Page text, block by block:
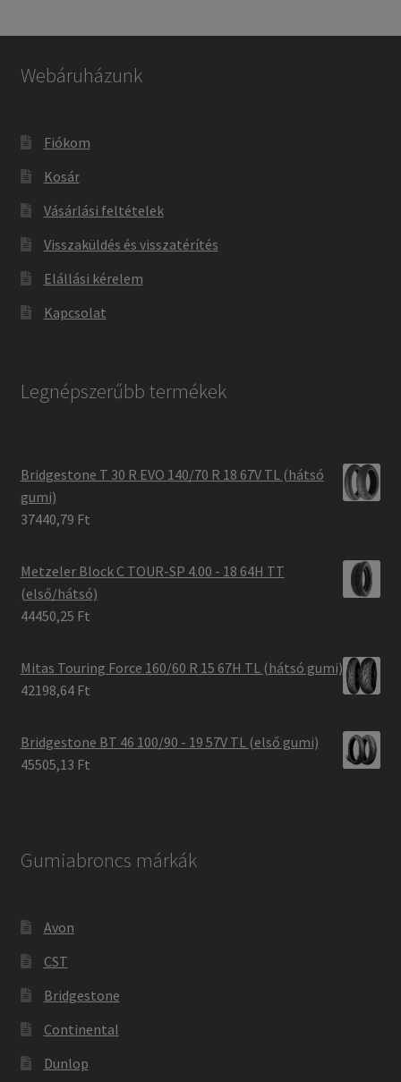
Webáruházunk
Fiókom
Kosár
Vásárlási feltételek
Visszaküldés és visszatérítés
Elállási kérelem
Kapcsolat
Legnépszerűbb termékek
Bridgestone T 30 R EVO 140/70 R 18 67V TL (hátsó
gumi)
37440,79 Ft
Metzeler Block C TOUR-SP 4.00 - 18 64H TT
(első/hátsó)
44450,25 Ft
Mitas Touring Force 160/60 R 15 67H TL (hátsó gumi)
42198,64 Ft
Bridgestone BT 46 100/90 - 19 57V TL (első gumi)
45505,13 Ft
Gumiabroncs márkák
Avon
CST
Bridgestone
Continental
Dunlop